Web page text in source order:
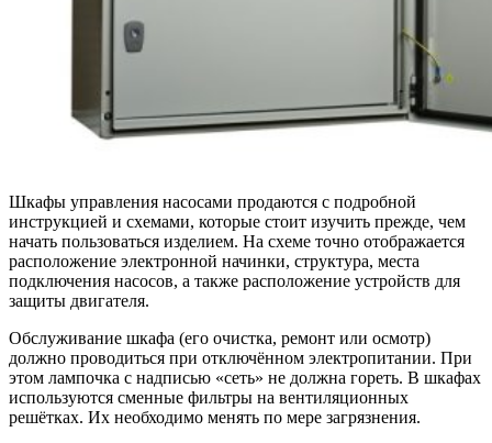
Шкафы управления насосами продаются с подробной
инструкцией и схемами, которые стоит изучить прежде, чем
начать пользоваться изделием. На схеме точно отображается
расположение электронной начинки, структура, места
подключения насосов, а также расположение устройств для
защиты двигателя.
Обслуживание шкафа (его очистка, ремонт или осмотр)
должно проводиться при отключённом электропитании. При
этом лампочка с надписью «сеть» не должна гореть. В шкафах
используются сменные фильтры на вентиляционных
решётках. Их необходимо менять по мере загрязнения.